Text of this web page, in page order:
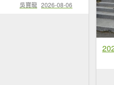
吳寶龍 2026-08-06